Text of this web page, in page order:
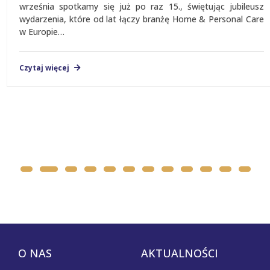
września spotkamy się już po raz 15., świętując jubileusz
wydarzenia, które od lat łączy branżę Home & Personal Care
w Europie…
Czytaj więcej
O NAS AKTUALNOŚCI